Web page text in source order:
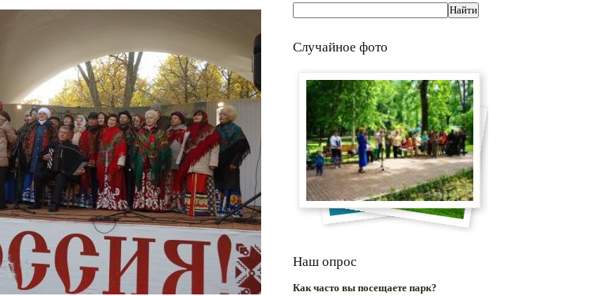
Случайное фото
Наш опрос
Как часто вы посещаете парк?